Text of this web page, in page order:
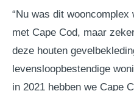
“Nu was dit
met Cape Cod, maar
deze houten
levensloopbestendige
in 2021 hebben we Cape